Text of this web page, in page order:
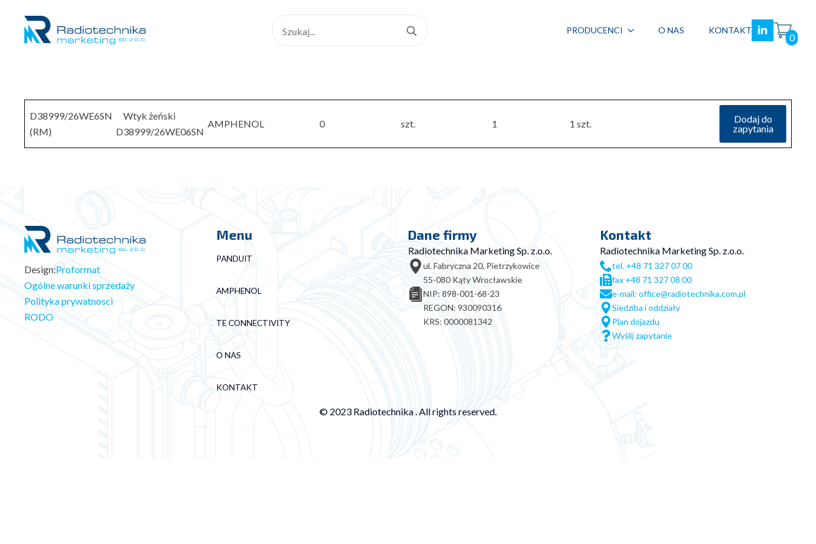
for:
PRODUCENCI O NAS KONTAKT
0
D38999/26WE6SN
(RM)
Wtyk żeński
D38999/26WE06SN
AMPHENOL 0 szt. 1 1 szt.
Dodaj do
zapytania
Design:Proformat
Ogólne warunki sprzedaży
Polityka prywatnosci
RODO
Menu
PANDUIT
AMPHENOL
TE CONNECTIVITY
O NAS
KONTAKT
Dane firmy
Radiotechnika Marketing Sp. z.o.o.
ul. Fabryczna 20, Pietrzykowice
55-080 Kąty Wrocławskie
NIP: 898-001-68-23
REGON: 930090316
KRS: 0000081342
Kontakt
Radiotechnika Marketing Sp. z.o.o.
tel. +48 71 327 07 00
fax +48 71 327 08 00
e-mail: office@radiotechnika.com.pl
Siedziba i oddziały
Plan dojazdu
Wyślij zapytanie
© 2023 Radiotechnika . All rights reserved.